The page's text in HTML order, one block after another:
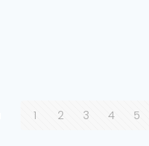
1 2 3 4 5